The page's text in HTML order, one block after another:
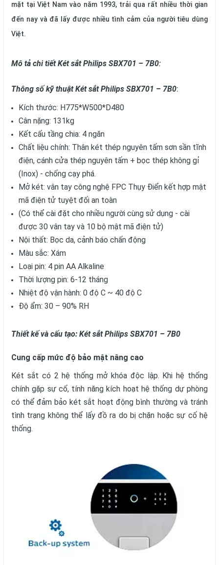
mặt tại Việt Nam vào năm 1993, trải qua rất nhiều thời gian
đến nay và đã lấy được nhiều tình cảm của người tiêu dùng
Việt.
Mô tả chi tiết Két sắtPhilips SBX701 – 7B0:
Thông số kỹ thuật Két sắt Philips SBX701 – 7B0:
Kích thước: H775*W500*D480
Cân nặng: 131kg
Kết cấu tầng chia: 4 ngăn
Chất liệu chính: Thân két thép nguyên tấm sơn sần tĩnh
điện, cánh cửa thép nguyên tấm + bọc thép không gỉ
(Inox) - chống cạy phá.
Mở két: vân tay công nghệ FPC Thụy Điển kết hợp mật
mã điện tử tuyệt đối an toàn
(Có thể cài đặt cho nhiều người cùng sử dụng - cài
được 30 vân tay và 10 bộ mật mã điện tử)
Nội thất: Bọc da, cảnh báo chấn động
Màu sắc: Xám
Loại pin: 4 pin AA Alkaline
Thời lượng pin: 6-12 tháng
Nhiệt độ vận hành: 0 độ C ~ 40 độ C
Độ ẩm: 30 – 90% RH
Thiết kế và cấu tạo: Két sắt Philips SBX701 – 7B0
Cung cấp mức độ bảo mật nâng cao
Két sắt có 2 hệ thống mở khóa độc lập. Khi hệ thống
chính gặp sự cố, tính năng kích hoạt hệ thống dự phòng
có thể đảm bảo két sắt hoạt động bình thường và tránh
tình trạng không thể lấy đồ ra do bị chặn hoặc sự cố hệ
thống.